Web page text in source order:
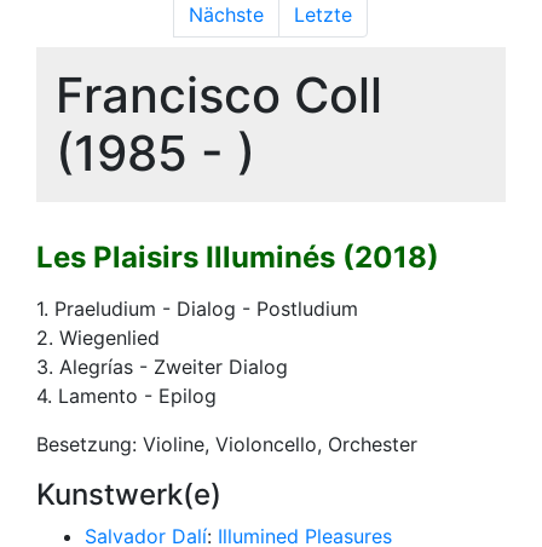
Nächste
Letzte
Francisco Coll
(1985 - )
Les Plaisirs Illuminés (2018)
1. Praeludium - Dialog - Postludium
2. Wiegenlied
3. Alegrías - Zweiter Dialog
4. Lamento - Epilog
Besetzung: Violine, Violoncello, Orchester
Kunstwerk(e)
Salvador Dalí: Illumined Pleasures